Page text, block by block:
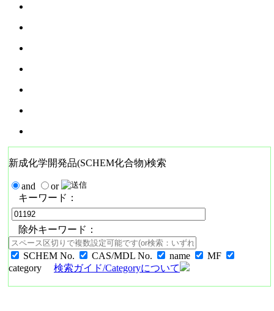
新成化学開発品(SCHEM化合物)検索
and
or
キーワード：
除外キーワード：
SCHEM No. CAS/MDL No. name
MF
category
検索ガイド/Categoryについて